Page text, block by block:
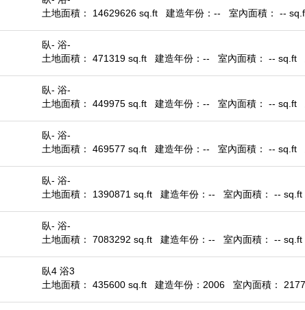
土地面積： 14629626 sq.ft
建造年份：-- 室內面積： --
臥- 浴-
土地面積： 471319 sq.ft
建造年份：-- 室內面積： -- sq.ft
臥- 浴-
土地面積： 449975 sq.ft
建造年份：-- 室內面積： -- sq.ft
臥- 浴-
土地面積： 469577 sq.ft
建造年份：-- 室內面積： -- sq.ft
臥- 浴-
土地面積： 1390871 sq.ft
建造年份：-- 室內面積： -- sq.ft
臥- 浴-
土地面積： 7083292 sq.ft
建造年份：-- 室內面積： -- sq.ft
臥4 浴3
土地面積： 435600 sq.ft
建造年份：2006 室內面積：